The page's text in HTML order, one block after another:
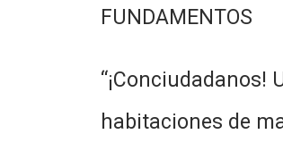
FUNDAMENTOS
habitaciones de